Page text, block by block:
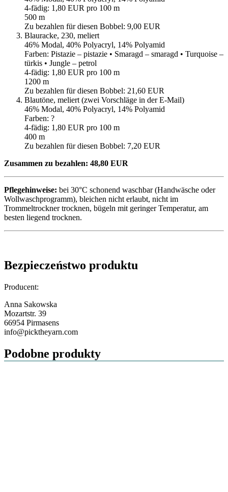
4-fädig: 1,80 EUR pro 100 m
500 m
Zu bezahlen für diesen Bobbel: 9,00 EUR
Blauracke, 230, meliert
46% Modal, 40% Polyacryl, 14% Polyamid
Farben: Pistazie – pistazie • Smaragd – smaragd • Turquoise –
türkis • Jungle – petrol
4-fädig: 1,80 EUR pro 100 m
1200 m
Zu bezahlen für diesen Bobbel: 21,60 EUR
Blautöne, meliert (zwei Vorschläge in der E-Mail)
46% Modal, 40% Polyacryl, 14% Polyamid
Farben: ?
4-fädig: 1,80 EUR pro 100 m
400 m
Zu bezahlen für diesen Bobbel: 7,20 EUR
Zusammen zu bezahlen: 48,80 EUR
Pflegehinweise: bei 30°C schonend waschbar (Handwäsche oder
Wollwaschprogramm), bleichen nicht erlaubt, nicht im
Trommeltrockner trocknen, bügeln mit geringer Temperatur, am
besten liegend trocknen.
Bezpieczeństwo produktu
Producent:
Anna Sakowska
Mozartstr. 39
66954 Pirmasens
info@picktheyarn.com
Podobne produkty